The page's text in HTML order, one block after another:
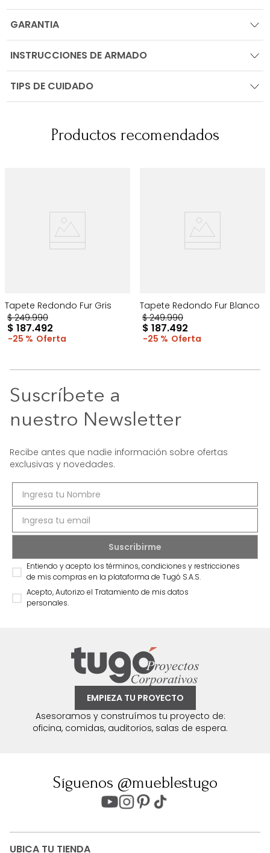
GARANTIA
INSTRUCCIONES DE ARMADO
TIPS DE CUIDADO
Productos recomendados
Tapete Redondo Fur Gris
$ 249.990
$ 187.492
25 %
Tapete Redondo Fur Blanco
$ 249.990
$ 187.492
25 %
Suscríbete a
nuestro Newsletter
Recibe antes que nadie información sobre ofertas
exclusivas y novedades.
Entiendo y acepto los términos, condiciones y restricciones
de mis compras en la plataforma de Tugó S.A.S.
Acepto, Autorizo el Tratamiento de mis datos
personales.
EMPIEZA TU PROYECTO
Asesoramos y construímos tu proyecto de:
oficina, comidas, auditorios, salas de espera.
Síguenos @mueblestugo
UBICA TU TIENDA